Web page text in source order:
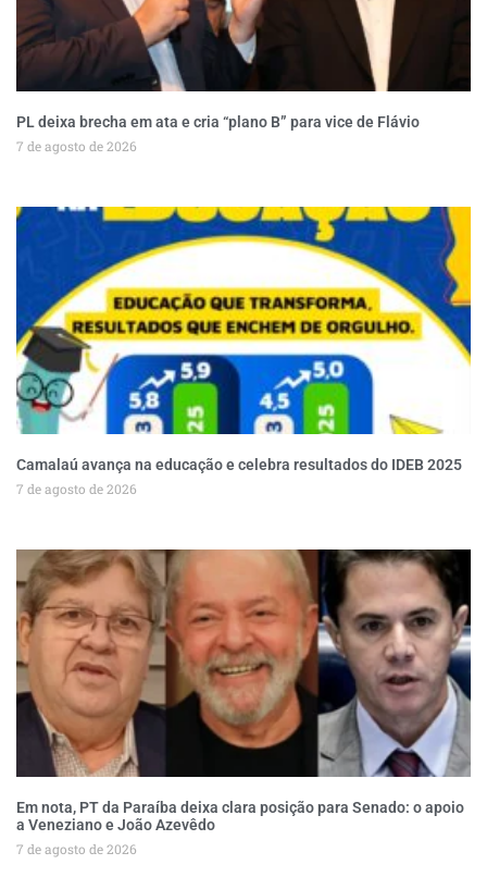
PL deixa brecha em ata e cria “plano B” para vice de Flávio
7 de agosto de 2026
Camalaú avança na educação e celebra resultados do IDEB 2025
7 de agosto de 2026
Em nota, PT da Paraíba deixa clara posição para Senado: o apoio
a Veneziano e João Azevêdo
7 de agosto de 2026